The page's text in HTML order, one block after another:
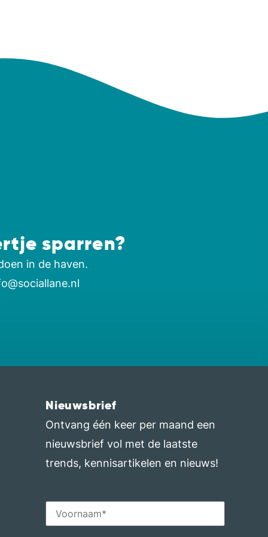
sparren?
in de haven.
Nieuwsbrief
Ontvang één keer per maand een
nieuwsbrief vol met de laatste
trends, kennisartikelen en nieuws!